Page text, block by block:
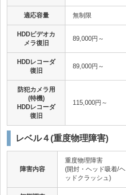
適応容量 無制限
HDDビデオカ
メラ復旧
89,000円～
HDDレコーダ
復旧
89,000円～
防犯カメラ用
(特機)
HDDレコーダ
復旧
115,000円～
レベル４(重度物理障害)
障害内容
重度物理障害
(開封・ヘッド吸着/ヘ
ッドクラッシュ)